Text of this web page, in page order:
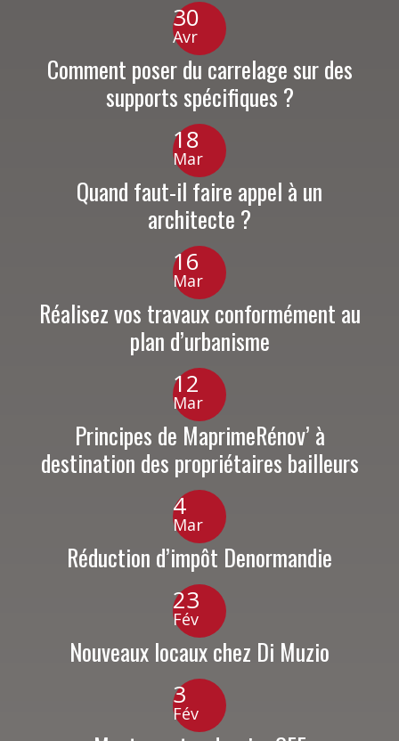
30
Avr
Comment poser du carrelage sur des
supports spécifiques ?
18
Mar
Quand faut-il faire appel à un
architecte ?
16
Mar
Réalisez vos travaux conformément au
plan d’urbanisme
12
Mar
Principes de MaprimeRénov’ à
destination des propriétaires bailleurs
4
Mar
Réduction d’impôt Denormandie
23
Fév
Nouveaux locaux chez Di Muzio
3
Fév